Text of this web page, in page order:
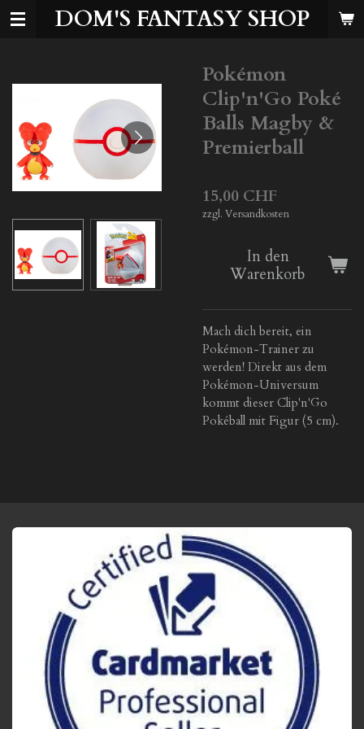
Zum
DOM'S FANTASY SHOP
Pokémon
Clip'n'Go Poké
Balls Magby &
Premierball
15,00 CHF
zzgl. Versandkosten
In den
Warenkorb
Mach dich bereit, ein
Pokémon-Trainer zu
werden! Direkt aus dem
Pokémon-Universum
kommt dieser Clip'n'Go
Pokéball mit Figur (5 cm).